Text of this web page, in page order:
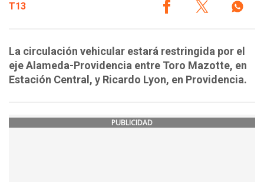
T13
La circulación vehicular estará restringida por el
eje Alameda-Providencia entre Toro Mazotte, en
Estación Central, y Ricardo Lyon, en Providencia.
PUBLICIDAD